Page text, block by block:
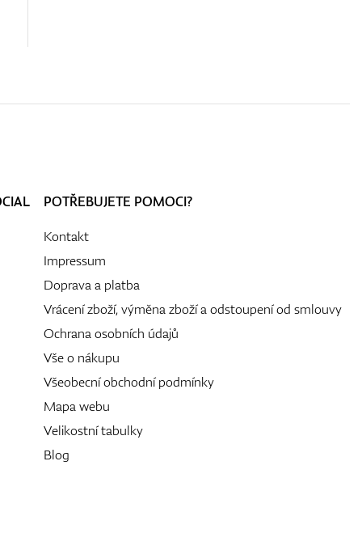
POTŘEBUJETE POMOCI?
Kontakt
Impressum
Doprava a platba
Vrácení zboží, výměna zboží a odstoupení od smlouvy
Ochrana osobních údajů
Vše o nákupu
Všeobecní obchodní podmínky
Mapa webu
Velikostní tabulky
Blog